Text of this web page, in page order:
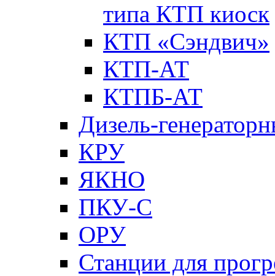
типа КТП киоск
КТП «Сэндвич»
КТП-АТ
КТПБ-АТ
Дизель-
КРУ
ЯКНО
ПКУ-С
ОРУ
Станции для